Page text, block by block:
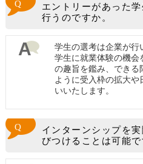
エントリーがあった
行うのですか。
学生の選考は企業が行
学生に就業体験の機会
の趣旨を鑑み、できる
ように受入枠の拡大
いいたします。
インターンシップを
びつけることは可能で